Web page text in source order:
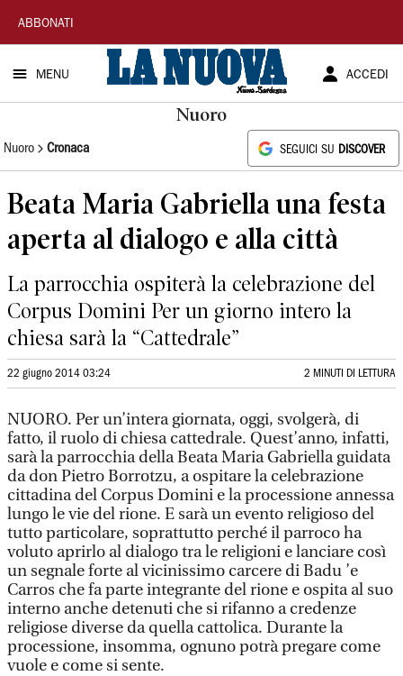
La
Nuova
Sardegna
ABBONATI
MENU ACCEDI
Nuoro
Nuoro Cronaca SEGUICI SU DISCOVER
Beata Maria Gabriella una festa
aperta al dialogo e alla città
La parrocchia ospiterà la celebrazione del
Corpus Domini Per un giorno intero la
chiesa sarà la “Cattedrale”
22 giugno 2014 03:24 2 MINUTI DI LETTURA
NUORO. Per un’intera giornata, oggi, svolgerà, di
fatto, il ruolo di chiesa cattedrale. Quest’anno, infatti,
sarà la parrocchia della Beata Maria Gabriella guidata
da don Pietro Borrotzu, a ospitare la celebrazione
cittadina del Corpus Domini e la processione annessa
lungo le vie del rione. E sarà un evento religioso del
tutto particolare, soprattutto perché il parroco ha
voluto aprirlo al dialogo tra le religioni e lanciare così
un segnale forte al vicinissimo carcere di Badu ’e
Carros che fa parte integrante del rione e ospita al suo
interno anche detenuti che si rifanno a credenze
religiose diverse da quella cattolica. Durante la
processione, insomma, ognuno potrà pregare come
vuole e come si sente.